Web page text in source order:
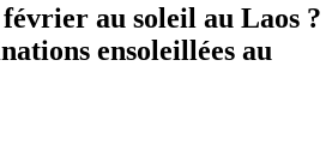
au soleil au Laos ?
ensoleillées au